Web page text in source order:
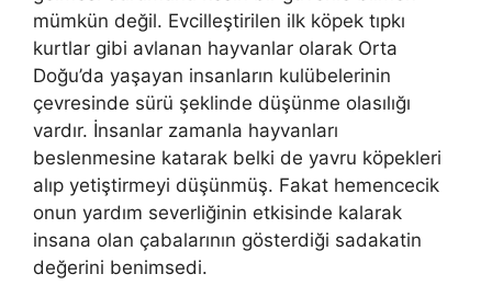
mümkün değil. Evcilleştirilen ilk köpek tıpkı
kurtlar gibi avlanan hayvanlar olarak Orta
Doğu’da yaşayan insanların kulübelerinin
çevresinde sürü şeklinde düşünme olasılığı
vardır. İnsanlar zamanla hayvanları
beslenmesine katarak belki de yavru köpekleri
alıp yetiştirmeyi düşünmüş. Fakat hemencecik
onun yardım severliğinin etkisinde kalarak
insana olan çabalarının gösterdiği sadakatin
değerini benimsedi.